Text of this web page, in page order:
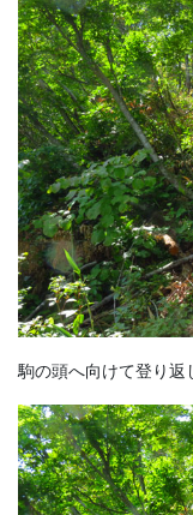
駒の頭へ向けて登り返